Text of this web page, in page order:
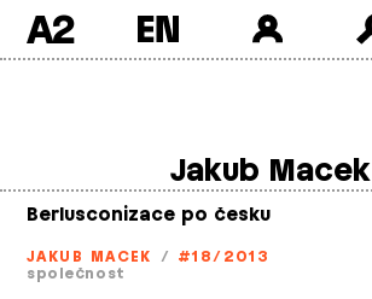
A2
Jakub Macek
Berlusconizace po česku
JAKUB MACEK / #18/2013
společnost